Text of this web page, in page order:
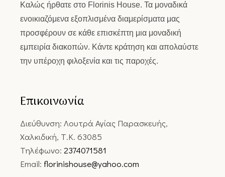
Καλώς ήρθατε στο Florinis House. Τα μοναδικά
ενοικιαζόμενα εξοπλισμένα διαμερίσματα μας
προσφέρουν σε κάθε επισκέπτη μια μοναδική
εμπειρία διακοπών. Κάντε κράτηση και απολαύστε
την υπέροχη φιλοξενία και τις παροχές.
Επικοινωνία
Διεύθυνση: Λουτρά Αγίας Παρασκευής,
Χαλκιδική, Τ.Κ. 63085
Τηλέφωνο: 2374071581
Email: florinishouse@yahoo.com